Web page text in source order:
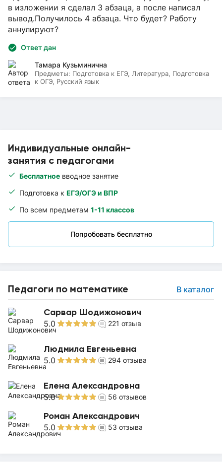
Индивидуальные онлайн-
занятия с педагогами
Бесплатное вводное занятие
Подготовка к ЕГЭ/ОГЭ и ВПР
По всем предметам 1-11 классов
Попробовать бесплатно
Педагоги по математике В каталог
Сарвар Шодижонович
5.0 221 отзыв
Людмила Евгеньевна
5.0 294 отзыва
Елена Александровна
5.0 56 отзывов
Роман Александрович
5.0 53 отзыва
в изложении я сделал 3 абзаца, а после написал
вывод.Получилось 4 абзаца. Что будет? Работу
аннулируют?
Ответ дан
Тамара Кузьминична
Предметы: Подготовка к ЕГЭ, Литература, Подготовка
к ОГЭ, Русский язык